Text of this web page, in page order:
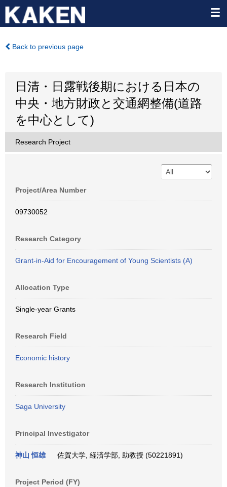
Back to previous page
日清・日露戦後期における日本の
中央・地方財政と交通網整備(道路
を中心として)
Research Project
Project/Area Number
09730052
Research Category
Grant-in-Aid for Encouragement of Young Scientists (A)
Allocation Type
Single-year Grants
Research Field
Economic history
Research Institution
Saga University
Principal Investigator
神山 恒雄 佐賀大学, 経済学部, 助教授 (50221891)
Project Period (FY)